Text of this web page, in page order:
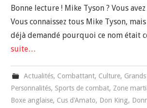
Bonne lecture ! Mike Tyson ? Vous
Vous connaissez tous Mike Tyson,
déjà demandé pourquoi ce nom était
suite…
Actualités, Combattant, Culture,
Personnalités, Sports de combat, Zone
Boxe anglaise, Cus d'Amato, Don King,